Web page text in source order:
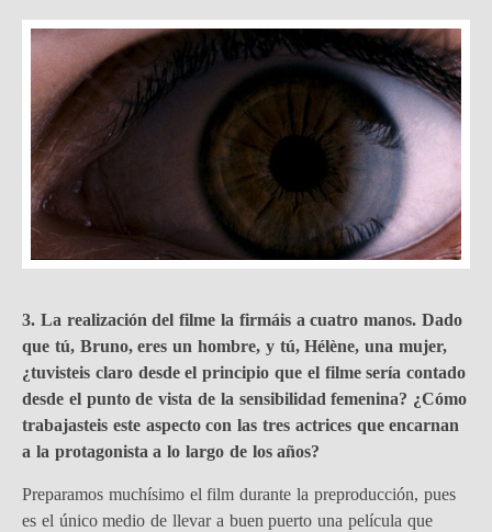
3. La realización del filme la firmáis a cuatro manos. Dado
que tú, Bruno, eres un hombre, y tú, Hélène, una mujer,
¿tuvisteis claro desde el principio que el filme sería contado
desde el punto de vista de la sensibilidad femenina? ¿Cómo
trabajasteis este aspecto con las tres actrices que encarnan
a la protagonista a lo largo de los años?
Preparamos muchísimo el film durante la preproducción, pues
es el único medio de llevar a buen puerto una película que